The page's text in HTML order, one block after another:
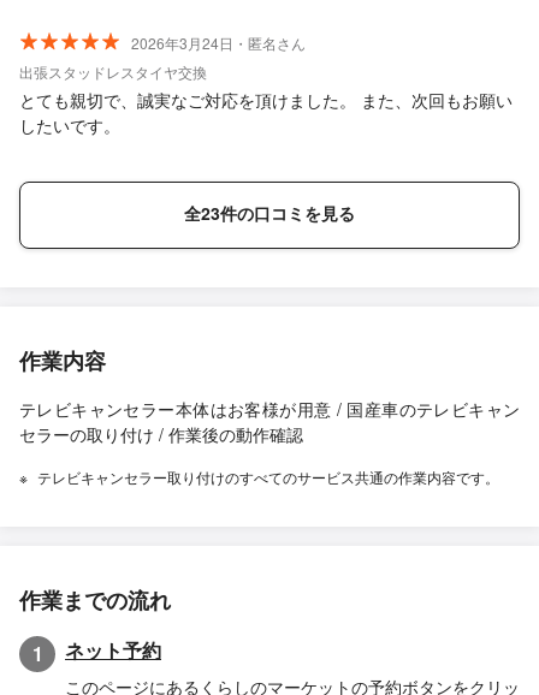
2026年3月24日・匿名さん
出張スタッドレスタイヤ交換
とても親切で、誠実なご対応を頂けました。 また、次回もお願い
したいです。
全23件の口コミを見る
作業内容
テレビキャンセラー本体はお客様が用意 / 国産車のテレビキャン
セラーの取り付け / 作業後の動作確認
テレビキャンセラー取り付けのすべてのサービス共通の作業内容です。
作業までの流れ
1 ネット予約
このページにあるくらしのマーケットの予約ボタンをクリッ